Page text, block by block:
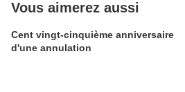
Vous aimerez aussi
Cent vingt-cinquième anniversaire
d'une annulation